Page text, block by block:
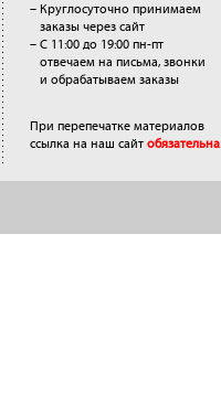
– Круглосуточно принимаем
заказы через сайт
– С 11:00 до 19:00 пн-пт
отвечаем на письма, звонки
и обрабатываем заказы
При перепечатке материалов
ссылка на наш сайт обязательна